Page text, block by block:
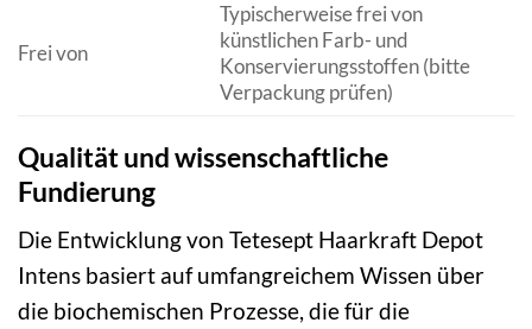
Frei von
Typischerweise frei von
künstlichen Farb- und
Konservierungsstoffen (bitte
Verpackung prüfen)
Qualität und wissenschaftliche
Fundierung
Die Entwicklung von Tetesept Haarkraft Depot
Intens basiert auf umfangreichem Wissen über
die biochemischen Prozesse, die für die